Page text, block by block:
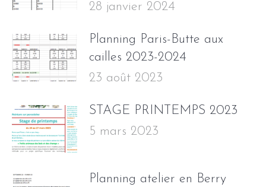
28 janvier 2024
Planning Paris-Butte aux
cailles 2023-2024
23 août 2023
STAGE PRINTEMPS 2023
5 mars 2023
Planning atelier en Berry